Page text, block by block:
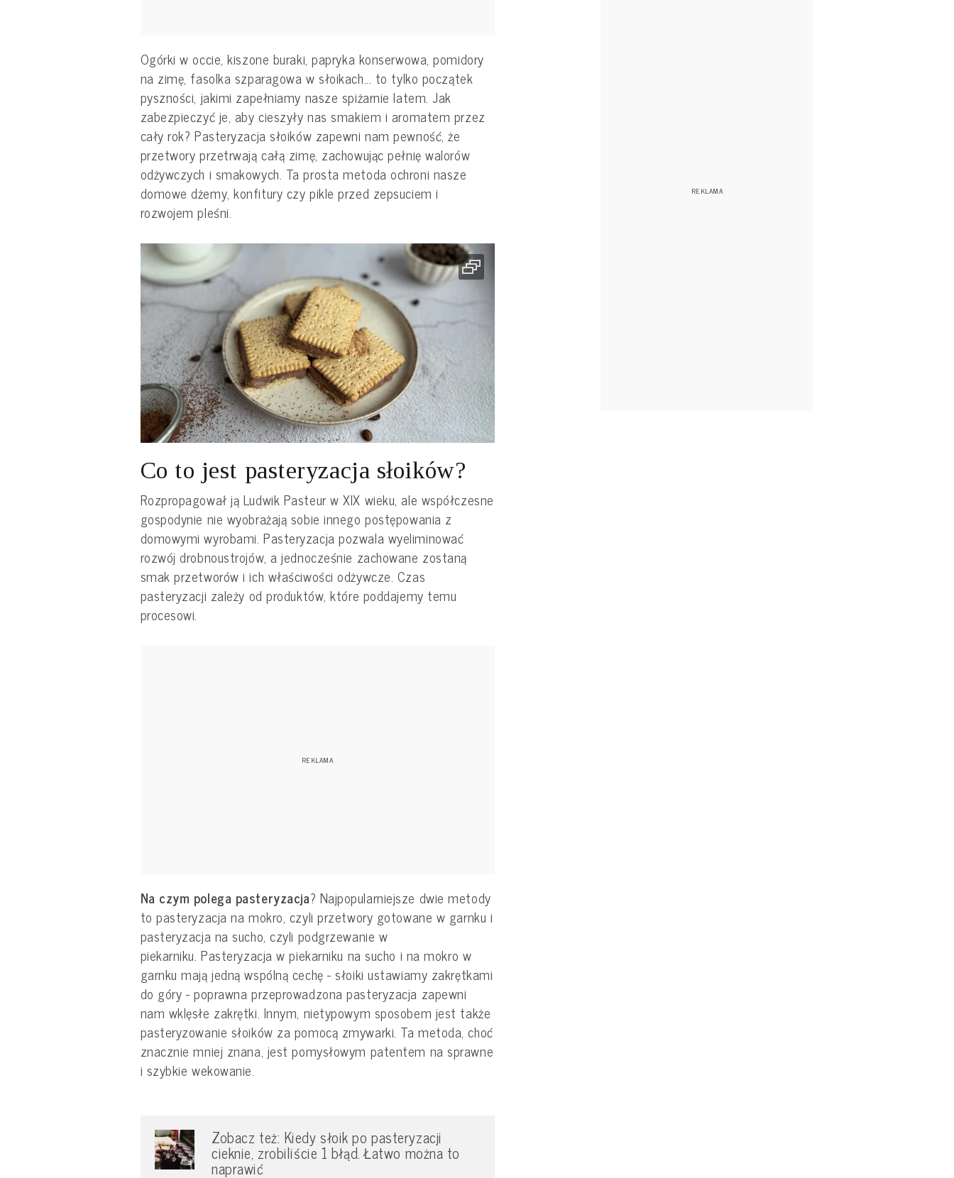
Ogórki w occie, kiszone buraki, papryka konserwowa, pomidory
na zimę, fasolka szparagowa w słoikach... to tylko początek
pyszności, jakimi zapełniamy nasze spiżarnie latem. Jak
zabezpieczyć je, aby cieszyły nas smakiem i aromatem przez
cały rok? Pasteryzacja słoików zapewni nam pewność, że
przetwory przetrwają całą zimę, zachowując pełnię walorów
odżywczych i smakowych. Ta prosta metoda ochroni nasze
domowe dżemy, konfitury czy pikle przed zepsuciem i
rozwojem pleśni.
Co to jest pasteryzacja słoików?
Rozpropagował ją Ludwik Pasteur w XIX wieku, ale współczesne
gospodynie nie wyobrażają sobie innego postępowania z
domowymi wyrobami. Pasteryzacja pozwala wyeliminować
rozwój drobnoustrojów, a jednocześnie zachowane zostaną
smak przetworów i ich właściwości odżywcze. Czas
pasteryzacji zależy od produktów, które poddajemy temu
procesowi.
Na czym polega pasteryzacja? Najpopularniejsze dwie metody
to pasteryzacja na mokro, czyli przetwory gotowane w garnku i
pasteryzacja na sucho, czyli podgrzewanie w
piekarniku. Pasteryzacja w piekarniku na sucho i na mokro w
garnku mają jedną wspólną cechę - słoiki ustawiamy zakrętkami
do góry - poprawna przeprowadzona pasteryzacja zapewni
nam wklęsłe zakrętki. Innym, nietypowym sposobem jest także
pasteryzowanie słoików za pomocą zmywarki. Ta metoda, choć
znacznie mniej znana, jest pomysłowym patentem na sprawne
i szybkie wekowanie.
Zobacz też: Kiedy słoik po pasteryzacji
cieknie, zrobiliście 1 błąd. Łatwo można to
naprawić